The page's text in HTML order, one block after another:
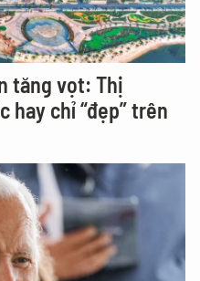
tăng vọt: Thị
hay chỉ “đẹp” trên